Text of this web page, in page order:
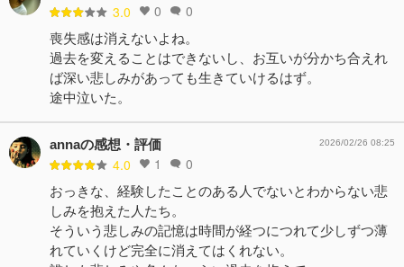
3.0 0 0
喪失感は消えないよね。
過去を変えることはできないし、お互いが分かち合えれ
ば深い悲しみがあっても生きていけるはず。
途中泣いた。
annaの感想・評価
4.0 1 0
2026/02/26 08:25
おっきな、経験したことのある人でないとわからない悲
しみを抱えた人たち。
そういう悲しみの記憶は時間が経つにつれて少しずつ薄
れていくけど完全に消えてはくれない。